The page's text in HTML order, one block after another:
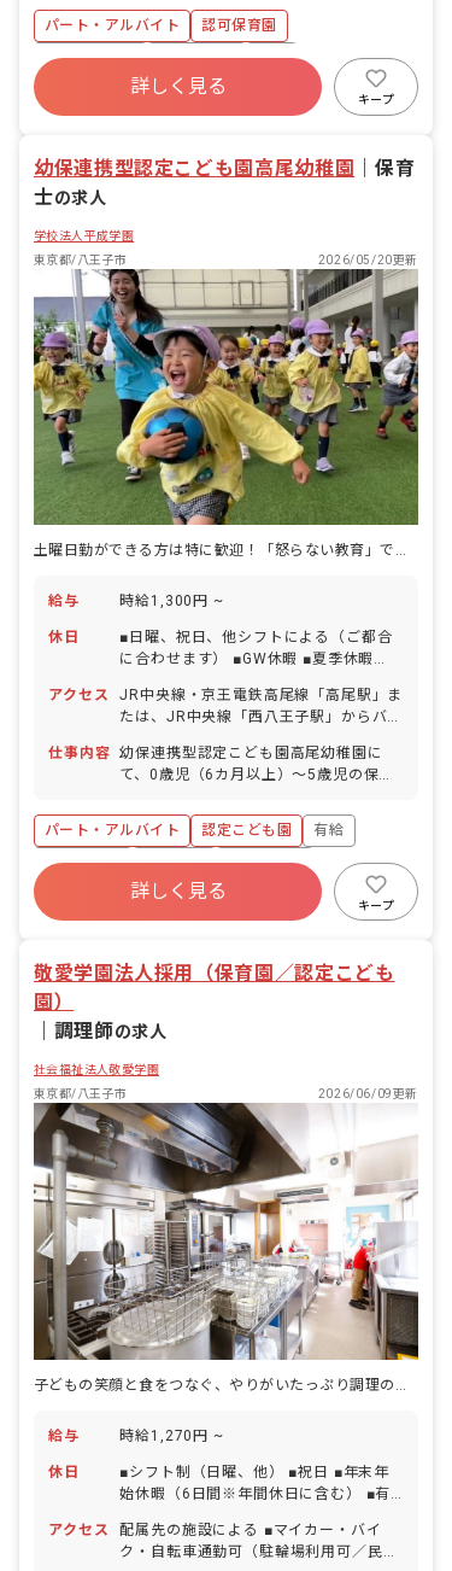
に駅ビルがあり、数多くのお店がありま
す。 ・「八王子駅」「西八王子駅」共に
駅周辺にはコンビニ・ドラッグストアな
どが複数あります。 ・住宅地の中にある
保育園ですが豊かな自然に囲まれてお
帳記入 ・週案・月案の作成（アプリ）
パート・アルバイト
認可保育園
社会保険完備
土日祝休み
有給
福利厚生充実
残業少なめ
昇給昇進あり
詳しく見る
キープ
幼保連携型認定こども園高尾幼稚園
保育
士の求人
学校法人平成学園
東京都/八王子市
2026/05/20更新
土曜日勤ができる方は特に歓迎！「怒らない教育」でのびのびと保育♪
給与 時給1,300円 ~
休日
■日曜、祝日、他シフトによる（ご都合
に合わせます） ■GW休暇 ■夏季休暇
休暇 ■年末年始休暇 ■有給休暇（法定通
り付与／取得率100％／半日単位から取
得可能）
アクセス
JR中央線・京王電鉄高尾線「高尾駅」ま
たは、JR中央線「西八王子駅」からバス
2分 ■マイカー、バイク、自転車通勤
OK（無料の駐車場と駐輪場を完備）
仕事内容 幼保連携型認定こども園高尾幼稚園に
て、0歳児（6カ月以上）～5歳児の保育
パート・アルバイト
認定こども園
有給
残業少なめ
車通勤可
正社員登用
新卒も歓迎
駅近5分以内
詳しく見る
キープ
敬愛学園法人採用（保育園／認定こども
園）
調理師の求人
社会福祉法人敬愛学園
東京都/八王子市
2026/06/09更新
子どもの笑顔と食をつなぐ、やりがいたっぷり調理のお仕事です♪
給与 時給1,270円 ~
休日
■シフト制（日曜、他） ■祝日 ■年末年
始休暇（6日間※年間休日に含む） ■有
得可／5日以上の連休相談OK） ■産前産
後・育児休暇（取得率100％・復帰率
アクセス
配属先の施設による ■マイカー・バイ
ク・自転車通勤可（駐輪場利用可／民間